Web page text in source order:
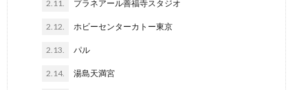
2.11. プラネアール善福寺スタジオ
2.12. ホビーセンターカトー東京
2.13. パル
2.14. 湯島天満宮